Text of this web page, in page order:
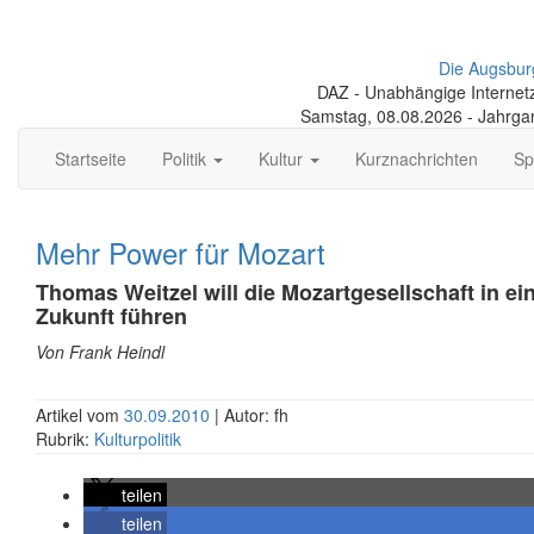
Die
DAZ - Unabhängige
Samstag, 08.08.2026 -
Startseite
Politik Kultur Kurznachrichten
Mehr Power für Mozart
Thomas Weitzel will die Mozartgesellschaft in
Zukunft führen
Von Frank Heindl
Artikel vom 30.09.2010 | Autor: fh
Rubrik: Kulturpolitik
teilen
teilen